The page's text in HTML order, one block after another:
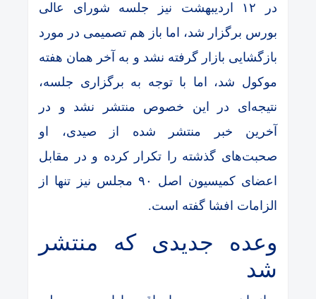
در ۱۲ اردیبهشت نیز جلسه شورای عالی
بورس برگزار شد، اما باز هم تصمیمی در مورد
بازگشایی بازار گرفته نشد و به آخر همان هفته
موکول شد، اما با توجه به برگزاری جلسه،
نتیجه‌ای در این خصوص منتشر نشد و در
آخرین خبر منتشر شده از صیدی، او
صحبت‌های گذشته را تکرار کرده و در مقابل
اعضای کمیسیون اصل ۹۰ مجلس نیز تنها از
الزامات افشا گفته است.
وعده جدیدی که منتشر
شد